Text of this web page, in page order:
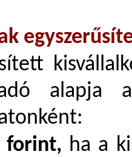
alapja
forint, ha a